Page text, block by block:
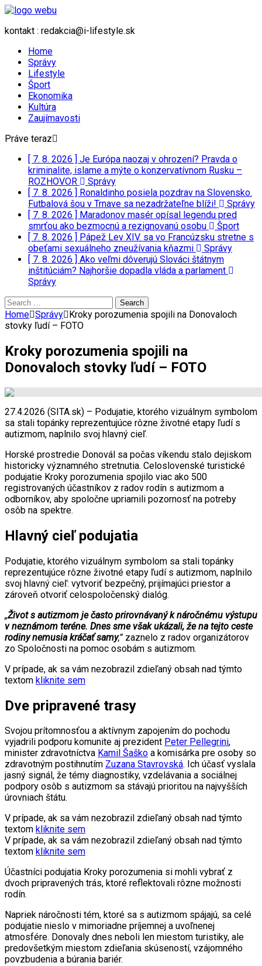
kontakt : redakcia@i-lifestyle.sk
Home
Správy
Lifestyle
Šport
Ekonomika
Kultúra
Zaujímavosti
Práve teraz
[ 7. 8. 2026 ] Je Európa naozaj v ohrození? Pravda o
kriminalite, islame a mýte o konzervatívnom Rusku –
ROZHOVOR
Správy
[ 7. 8. 2026 ] Ronaldinho posiela pozdrav na Slovensko.
Futbalová šou v Trnave sa nezadržateľne blíži!
Správy
[ 7. 8. 2026 ] Maradonov masér opísal legendu pred
smrťou ako bezmocnú a rezignovanú osobu
Šport
[ 7. 8. 2026 ] Pápež Lev XIV. sa vo Francúzsku stretne s
obeťami sexuálneho zneužívania kňazmi
Správy
[ 7. 8. 2026 ] Ako veľmi dôverujú Slováci štátnym
inštitúciám? Najhoršie dopadla vláda a parlament
Správy
Search
for:
Home Správy Kroky porozumenia spojili na Donovaloch
stovky ľudí – FOTO
Kroky porozumenia spojili na
Donovaloch stovky ľudí – FOTO
27.4.2026 (SITA.sk) – Podujatie, ktorého vizuálnym symbolom
sa stali topánky reprezentujúce rôzne životné etapy ľudí s
autizmom, naplnilo svoj hlavný cieľ.
Horské prostredie Donovál sa počas víkendu stalo dejiskom
historicky významného stretnutia. Celoslovenské turistické
podujatie Kroky porozumenia spojilo viac ako 500
registrovaných účastníkov z radov rodín s autizmom a
odborníkov, aby spoločne upriamili pozornosť na potreby
osôb na spektre.
Hlavný cieľ podujatia
Podujatie, ktorého vizuálnym symbolom sa stali topánky
reprezentujúce rôzne životné etapy ľudí s autizmom, naplnilo
svoj hlavný cieľ: vytvoriť bezpečný, prijímajúci priestor a
zároveň otvoriť celospoločenský dialóg.
„Život s autizmom je často prirovnávaný k náročnému výstupu
v neznámom teréne. Dnes sme však ukázali, že na tejto ceste
rodiny nemusia kráčať samy,”zaznelo z radov organizátorov
zo Spoločnosti na pomoc osobám s autizmom.
V prípade, ak sa vám nezobrazil zdieľaný obsah nad týmto
textom kliknite sem
Dve pripravené trasy
Svojou prítomnosťou a aktívnym zapojením do pochodu
vyjadrili podporu komunite aj prezident Peter Pellegrini,
minister zdravotníctva Kamil Šaško a komisárka pre osoby so
zdravotným postihnutím Zuzana Stavrovská. Ich účasť vyslala
jasný signál, že témy diagnostiky, vzdelávania a sociálnej
podpory osôb s autizmom sa stávajú prioritou na najvyšších
úrovniach štátu.
V prípade, ak sa vám nezobrazil zdieľaný obsah nad týmto
textom kliknite sem
V prípade, ak sa vám nezobrazil zdieľaný obsah nad týmto
textom kliknite sem
Účastníci podujatia Kroky porozumenia si mohli vybrať z
dvoch pripravených trás, ktoré reflektovali rôzne možnosti
rodín.
Napriek náročnosti tém, ktoré sa s autizmom spájajú, sa celé
podujatie nieslo v mimoriadne príjemnej a uvoľnenej
atmosfére. Donovaly dnes neboli len miestom turistiky, ale
predovšetkým miestom zdieľania skúseností, vzájomného
povzbudenia a búrania bariér.